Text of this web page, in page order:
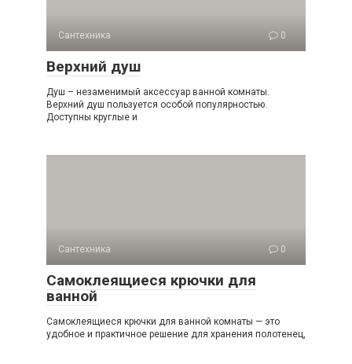
Сантехника 0
Верхний душ
Душ – незаменимый аксессуар ванной комнаты.
Верхний душ пользуется особой популярностью.
Доступны круглые и
Сантехника 0
Самоклеящиеся крючки для
ванной
Самоклеящиеся крючки для ванной комнаты — это
удобное и практичное решение для хранения полотенец,